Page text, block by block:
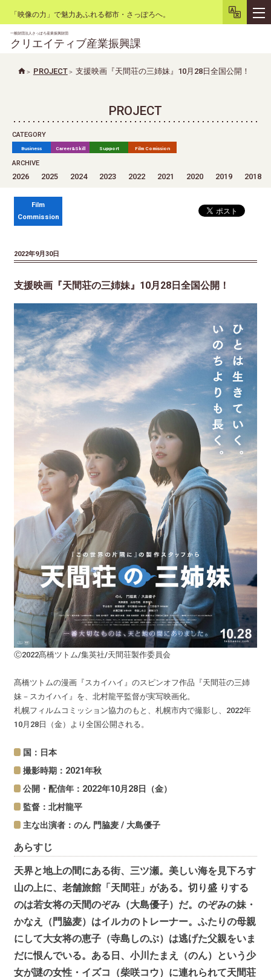
「映像の力」で魅力あふれる都市・さっぽろへ。
一般財団法人さっぽろ産業振興財団
クリエイティブ産業振興課
PROJECT 支援映画『天間荘の三姉妹』10月28日全国公開！
PROJECT
CATEGORY
Business Career&Skill Support Film Comission
ARCHIVE
2026 2025 2024 2023 2022 2021 2020 2019 2018
Film
Commission
2022年9月30日
支援映画『天間荘の三姉妹』10月28日全国公開！
Ⓒ2022髙橋ツトム/集英社/天間荘製作委員会
髙橋ツトムの漫画『スカイハイ』のスピンオフ作品『天間荘の三姉
妹－スカイハイ』を、北村龍平監督が実写映画化。
札幌フィルムコミッション協力のもと、札幌市内で撮影し、2022年
10月28日（金）より全国公開される。
国：日本
撮影時期：2021年秋
公開・配信年：2022年10月28日（金）
監督：北村龍平
主な出演者：のん 門脇麦 / 大島優子
あらすじ
天界と地上の間にある街、三ツ瀬。美しい海を見下ろす
山の上に、老舗旅館「天間荘」がある。切り盛 りする
のは若女将の天間のぞみ（大島優子）だ。のぞみの妹・
かなえ（門脇麦）はイルカのトレーナー。ふたりの母親
にして大女将の恵子（寺島しのぶ）は逃げた父親をいま
だに恨んでいる。ある日、小川たまえ（のん）という少
女が謎の女性・イズコ（柴咲コウ）に連れられて天間荘